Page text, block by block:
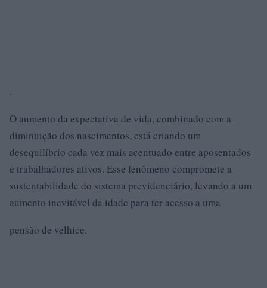
.
O aumento da expectativa de vida, combinado com a
diminuição dos nascimentos, está criando um
desequilíbrio cada vez mais acentuado entre aposentados
e trabalhadores ativos. Esse fenômeno compromete a
sustentabilidade do sistema previdenciário, levando a um
aumento inevitável da idade para ter acesso a uma
pensão de velhice.